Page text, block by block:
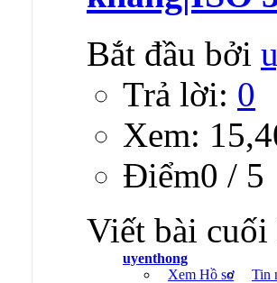
Bắt đầu bởi
Trả lời: 0
Xem:
Ðiểm0 / 5
Viết bài cuối
uyenthong
Xem Hồ sơ
Tin